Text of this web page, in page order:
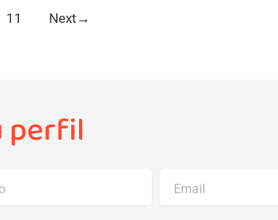
11 Next →
perfil
Email